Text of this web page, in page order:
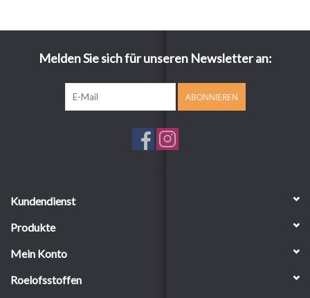
Melden Sie sich für unseren Newsletter an:
ABONNIEREN
Kundendienst
Produkte
Mein Konto
Roelofsstoffen